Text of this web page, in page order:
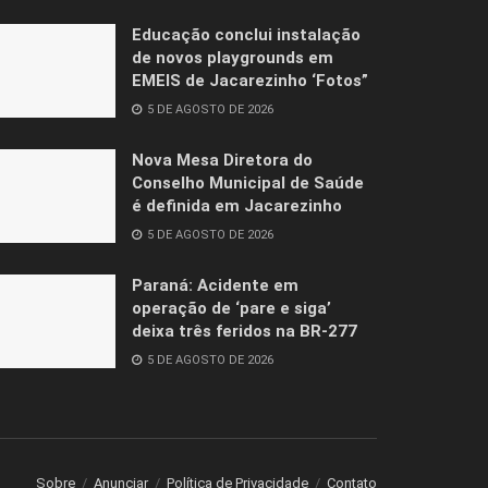
Educação conclui instalação
de novos playgrounds em
EMEIS de Jacarezinho ‘Fotos”
5 DE AGOSTO DE 2026
Nova Mesa Diretora do
Conselho Municipal de Saúde
é definida em Jacarezinho
5 DE AGOSTO DE 2026
Paraná: Acidente em
operação de ‘pare e siga’
deixa três feridos na BR-277
5 DE AGOSTO DE 2026
Sobre Anunciar Política de Privacidade Contato